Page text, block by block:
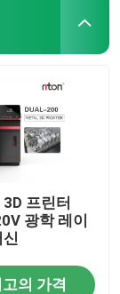
프린터
광학 레이
의 가격